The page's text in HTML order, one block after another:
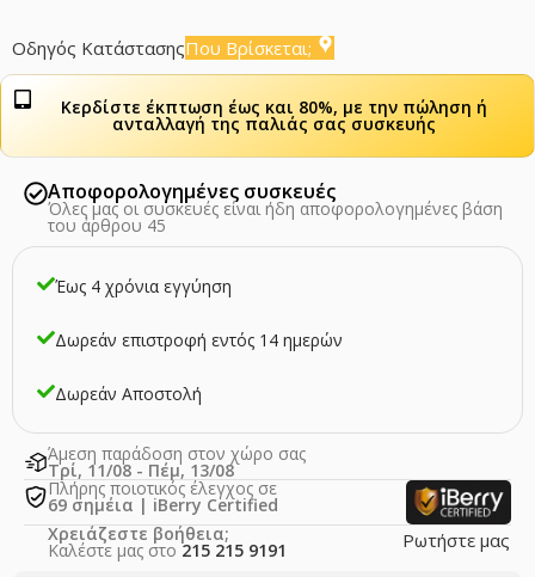
Οδηγός ΚατάστασηςΠου Βρίσκεται;
Κερδίστε έκπτωση έως και 80%, με την πώληση ή
ανταλλαγή της παλιάς σας συσκευής
Έως 4 χρόνια εγγύηση
Δωρεάν επιστροφή εντός 14 ημερών
Δωρεάν Αποστολή
Αποφορολογημένες συσκευές
Όλες μας οι συσκευές είναι ήδη αποφορολογημένες βάση
του άρθρου 45
Άμεση παράδοση στον χώρο σας
Τρί, 11/08 - Πέμ, 13/08
Πλήρης ποιοτικός έλεγχος σε
69 σημέια | iBerry Certified
Χρειάζεστε βοήθεια;
Καλέστε μας στο 215 215 9191 Ρωτήστε μας